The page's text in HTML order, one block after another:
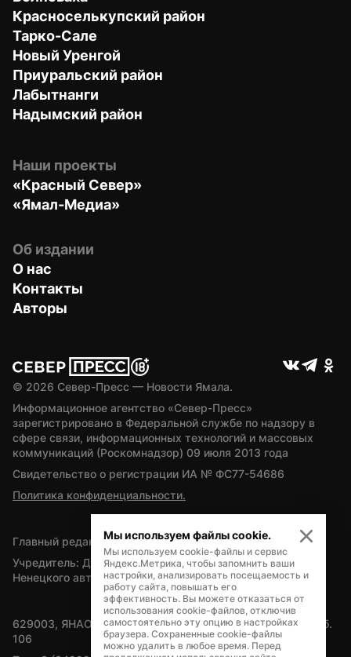
Красноселькупский район
Тарко-Сале
Новый Уренгой
Приуральский район
Лабытнанги
Надымский район
Наши проекты
«Красный Север»
«Ямал-Медиа»
Об издании
О нас
Контакты
Авторы
© 2026 Север-Пресс — Новости Ямала.
Информационное агентство «Север-Пресс»
зарегистрировано в Федеральной службе по надзору в
сфере связи, информационных технологий и массовых
коммуникаций (Роскомнадзор) 09 июля 2013 года
Свидетельство о регистрации ИА № ФС77-54686
Политика конфиденциальности.
Главный редактор — А.Л. Поздеев
Учредитель: Департамент внутренней политики Ямало-
Ненецкого автономного округа
629003, ЯНАО, Салехард, мкр. Богдана Кнунянца, д.1, каб.
106
Мы используем файлы cookie.
Мы используем cookie-файлы и сервис
Яндекс.Метрика, чтобы запомнить ваши
настройки, анализировать посещаемость и
работу сайта, повышать его
эффективность. Вы можете отказаться от
использования cookie-файлов, отключив
самостоятельно эту опцию в настройках
браузера. Сохраненные cookie-файлы
можно удалить в любое время. Перед